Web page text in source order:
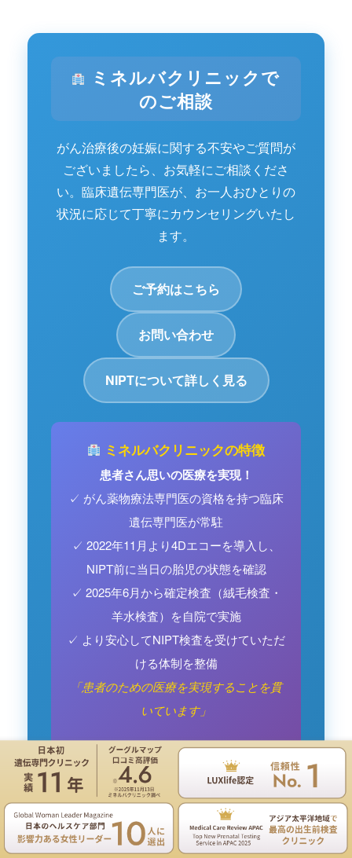
ミネルバクリニックで
のご相談
がん治療後の妊娠に関する不安やご質問が
ございましたら、お気軽にご相談くださ
い。臨床遺伝専門医が、お一人おひとりの
状況に応じて丁寧にカウンセリングいたし
ます。
ご予約はこちら
お問い合わせ
NIPTについて詳しく見る
ミネルバクリニックの特徴
患者さん思いの医療を実現！
✓ がん薬物療法専門医の資格を持つ臨床
遺伝専門医が常駐
✓ 2022年11月より4Dエコーを導入し、
NIPT前に当日の胎児の状態を確認
✓ 2025年6月から確定検査（絨毛検査・
羊水検査）を自院で実施
✓ より安心してNIPT検査を受けていただ
ける体制を整備
「患者のための医療を実現することを貫
いています」
遺伝専門医のNIPT遺伝カウンセリングは無料
お電話 ご予約